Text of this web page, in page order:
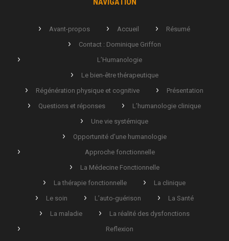
Avant-propos Accueil
Résumé
Contact : Dominique Griffon
L’Humanologie
Le bien-être thérapeutique
Régénération physique et cognitive
Présentation
Questions et réponses
L’humanologie clinique
Une vie systémique
Opportunité d’une humanologie
Approche fonctionnelle
La Médecine Fonctionnelle
La thérapie fonctionnelle
La clinique
Le soin
L’auto-guérison
La Santé
La maladie
La réalité des dysfonctions
Reflexion